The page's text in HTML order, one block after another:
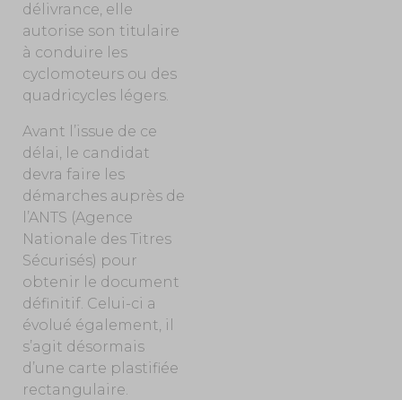
délivrance, elle
autorise son titulaire
à conduire les
cyclomoteurs ou des
quadricycles légers.
Avant l’issue de ce
délai, le candidat
devra faire les
démarches auprès de
l’ANTS (Agence
Nationale des Titres
Sécurisés) pour
obtenir le document
définitif. Celui-ci a
évolué également, il
s’agit désormais
d’une carte plastifiée
rectangulaire.